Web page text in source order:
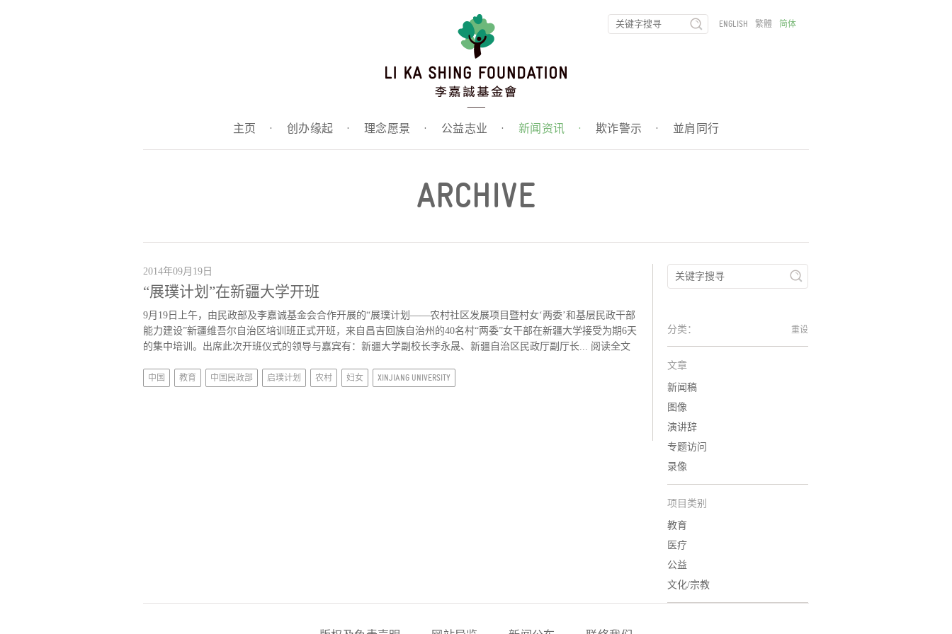
主页 · 创办缘起 · 理念愿景 · 公益志业 · 新闻资讯 · 欺诈警示 · 並肩同行
ENGLISH 繁體 简体
ARCHIVE
2014年09月19日
“展璞计划”在新疆大学开班
9月19日上午，由民政部及李嘉诚基金会合作开展的“展璞计划——农村社区发展项目暨村女‘两委’和基层民政干部
能力建设”新疆维吾尔自治区培训班正式开班，来自昌吉回族自治州的40名村“两委”女干部在新疆大学接受为期6天
的集中培训。出席此次开班仪式的领导与嘉宾有：新疆大学副校长李永晟、新疆自治区民政厅副厅长... 阅读全文
中国 教育 中国民政部 启璞计划 农村 妇女 XINJIANG UNIVERSITY
分类： 重设
文章
新闻稿
图像
演讲辞
专题访问
录像
项目类别
教育
医疗
公益
文化/宗教